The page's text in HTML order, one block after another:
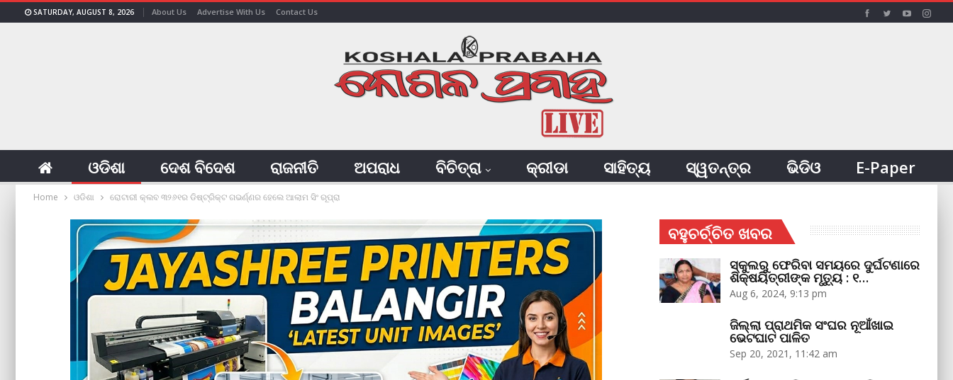
SATURDAY, AUGUST 8, 2026 About Us Advertise With Us Contact Us
ଓଡିଶା ଦେଶ ବିଦେଶ ରାଜନୀତି ଅପରାଧ ବିଚିତ୍ରା କ୍ରୀଡା ସାହିତ୍ୟ ସ୍ୱତନ୍ତ୍ର ଭିଡିଓ E-Paper
Home ଓଡିଶା ରୋଟାରୀ କ୍ଲବ ୩୨୬୧ର ଡିଷ୍ଟ୍ରିକ୍ଟ ଗଭର୍ଣ୍ଣର ହେଲେ ଆଲାମ ସିଂ ରୂପ୍ରା
ବହୁଚର୍ଚ୍ଚିତ ଖବର
ସ୍କୁଲରୁ ଫେରିବା ସମୟରେ ଦୁର୍ଘଟଣାରେ
ଶିକ୍ଷୟିତ୍ରୀଙ୍କ ମୃତ୍ୟୁ : ୧…
Aug 6, 2024, 9:13 pm
ଜିଲ୍ଲା ପ୍ରାଥମିକ ସଂଘର ନୂଆଁଖାଇ
ଭେଟଘାଟ ପାଳିତ
Sep 20, 2021, 11:42 am